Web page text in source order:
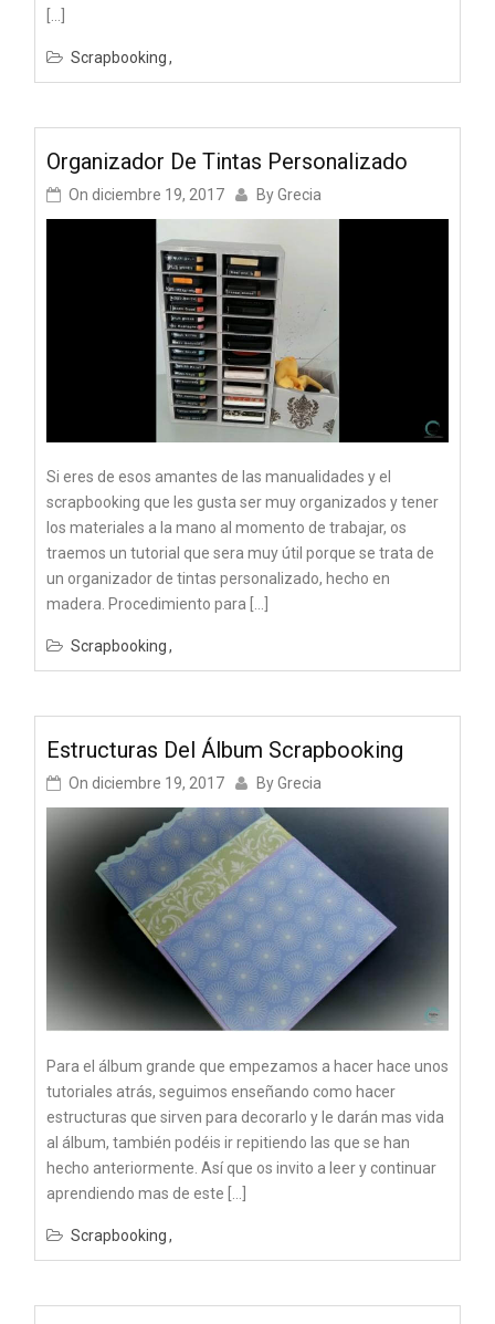
Scrapbooking
Organizador De Tintas Personalizado
On diciembre 19, 2017 ByGrecia
Si eres de esos amantes de las manualidades y el
scrapbooking que les gusta ser muy organizados y tener
los materiales a la mano al momento de trabajar, os
traemos un tutorial que sera muy útil porque se trata de
un organizador de tintas personalizado, hecho en
madera. Procedimiento para […]
Scrapbooking
Estructuras Del Álbum Scrapbooking
On diciembre 19, 2017 ByGrecia
Para el álbum grande que empezamos a hacer hace unos
tutoriales atrás, seguimos enseñando como hacer
estructuras que sirven para decorarlo y le darán mas vida
al álbum, también podéis ir repitiendo las que se han
hecho anteriormente. Así que os invito a leer y continuar
aprendiendo mas de este […]
Scrapbooking